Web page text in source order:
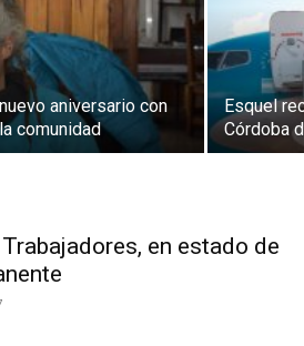
aniversario con
comunidad
Esquel
Córdoba
en estado de